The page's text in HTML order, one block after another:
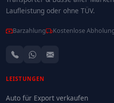
Laufleistung oder ohne TÜV.
Barzahlung Kostenlose
LEISTUNGEN
Auto für Export verkaufen